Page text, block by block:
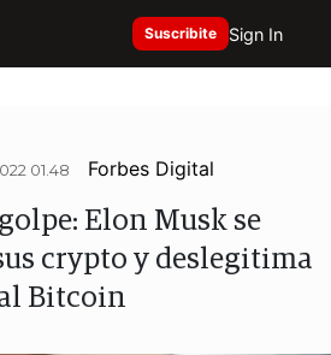
Suscribite Sign In
01.48 Forbes Digital
Elon Musk se
crypto y deslegitima
Bitcoin